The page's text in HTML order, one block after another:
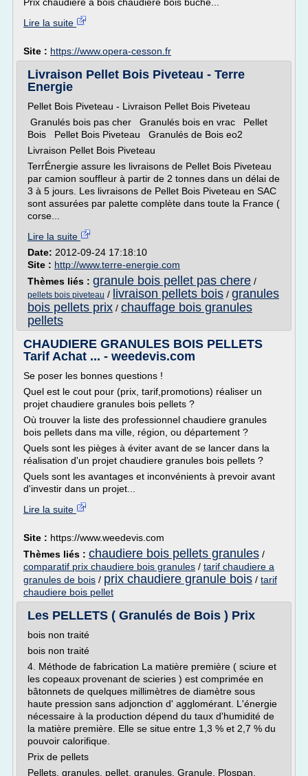
Lire la suite
Site : https://www.opera-cesson.fr
Livraison Pellet Bois Piveteau - Terre
Energie
Pellet Bois Piveteau - Livraison Pellet Bois Piveteau
Granulés bois pas cher Granulés bois en vrac Pellet
Bois Pellet Bois Piveteau Granulés de Bois eo2
Livraison Pellet Bois Piveteau
TerrÉnergie assure les livraisons de Pellet Bois Piveteau
par camion souffleur à partir de 2 tonnes dans un délai de
3 à 5 jours. Les livraisons de Pellet Bois Piveteau en SAC
sont assurées par palette complète dans toute la France (
corse...
Lire la suite
Date: 2012-09-24 17:18:10
Site : http://www.terre-energie.com
Thèmes liés : granule bois pellet pas chere /
pellets bois piveteau / livraison pellets bois / granules
bois pellets prix / chauffage bois granules
pellets
CHAUDIERE GRANULES BOIS PELLETS
Tarif Achat ... - weedevis.com
Se poser les bonnes questions !
Quel est le cout pour (prix, tarif,promotions) réaliser un
projet chaudiere granules bois pellets ?
Où trouver la liste des professionnel chaudiere granules
bois pellets dans ma ville, région, ou département ?
Quels sont les pièges à éviter avant de se lancer dans la
réalisation d'un projet chaudiere granules bois pellets ?
Quels sont les avantages et inconvénients à prevoir avant
d'investir dans un projet...
Lire la suite
Site : https://www.weedevis.com
Thèmes liés : chaudiere bois pellets granules /
comparatif prix chaudiere bois granules / tarif chaudiere a
granules de bois / prix chaudiere granule bois / tarif
chaudiere bois pellet
Les PELLETS ( Granulés de Bois ) Prix
bois non traité
bois non traité
4. Méthode de fabrication La matière première ( sciure et
les copeaux provenant de scieries ) est comprimée en
bâtonnets de quelques millimètres de diamètre sous
haute pression sans adjonction d' agglomérant. L'énergie
nécessaire à la production dépend du taux d'humidité de
la matière première. Elle se situe entre 1,3 % et 2,7 % du
pouvoir calorifique.
Prix de pellets
Pellets, granules, pellet, granules, Granule, Plospan,